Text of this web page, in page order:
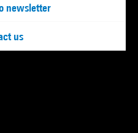
newsletter
us